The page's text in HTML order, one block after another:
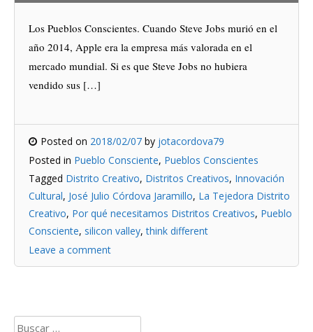
Los Pueblos Conscientes. Cuando Steve Jobs murió en el
año 2014, Apple era la empresa más valorada en el
mercado mundial. Si es que Steve Jobs no hubiera
vendido sus […]
Posted on 2018/02/07 by jotacordova79
Posted in Pueblo Consciente, Pueblos Conscientes
Tagged Distrito Creativo, Distritos Creativos, Innovación
Cultural, José Julio Córdova Jaramillo, La Tejedora Distrito
Creativo, Por qué necesitamos Distritos Creativos, Pueblo
Consciente, silicon valley,think different
Leave a comment
Buscar: